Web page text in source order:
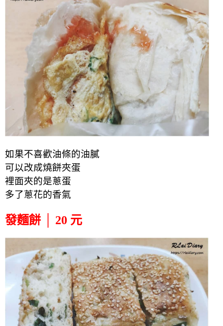
如果不喜歡油條的油膩
可以改成燒餅夾蛋
裡面夾的是蔥蛋
多了蔥花的香氣
發麵餅 │ 20 元